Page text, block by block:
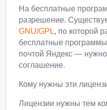
На бесплатные
разрешение.
GNU/GPL, по которой
бесплатные
почтой Яндекс —
соглашение.
Кому нужны эти
Лицензии нужны тем